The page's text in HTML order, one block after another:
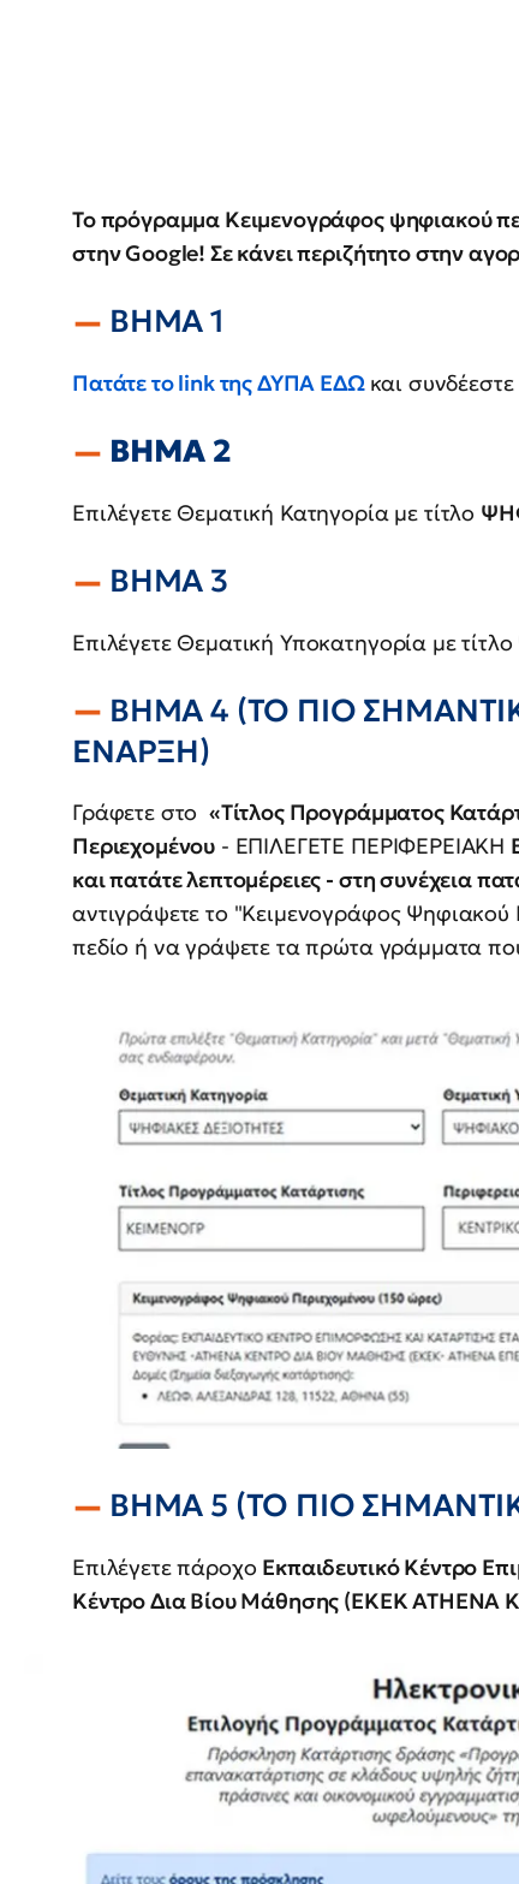
Το πρόγραμμα Κειμενογράφος ψηφιακού
στην Google! Σε κάνει περιζήτητο στην
ΒΗΜΑ 1
Πατάτε το link της ΔΥΠΑ ΕΔΩ και
ΒΗΜΑ 2
Επιλέγετε Θεματική Κατηγορία με τίτλο
ΒΗΜΑ 3
Επιλέγετε Θεματική Υποκατηγορία με τίτλο
ΒΗΜΑ 4 (ΤΟ ΠΙΟ
ΕΝΑΡΞΗ)
Γράφετε στο «Τίτλος Προγράμματος
Περιεχομένου - ΕΠΙΛΕΓΕΤΕ ΠΕΡΙΦΕΡΕΙΑΚΗ
και πατάτε λεπτομέρειες - στη συνέχεια
αντιγράψετε το "Κειμενογράφος Ψηφιακού
πεδίο ή να γράψετε τα πρώτα γράμματα
ΒΗΜΑ 5 (ΤΟ ΠΙΟ
Επιλέγετε πάροχο Εκπαιδευτικό Κέντρο
Κέντρο Δια Βίου Μάθησης (ΕΚΕΚ ΑΤΗΕΝΑ